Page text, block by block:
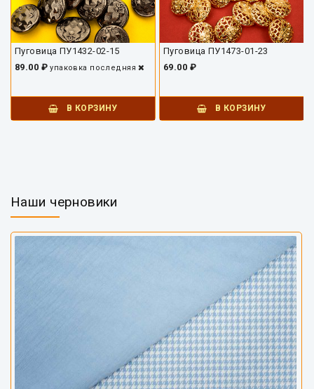
Пуговица ПУ1432-02-15
89.00 ₽упаковка последняя
В КОРЗИНУ
Пуговица ПУ1473-01-23
69.00 ₽
В КОРЗИНУ
Наши черновики